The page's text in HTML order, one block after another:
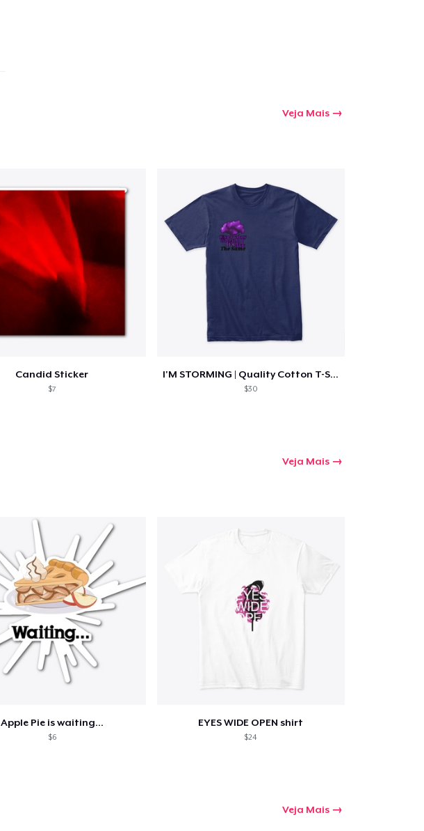
Veja Mais
Candid Sticker
$7
I'M STORMING | Quality Cotton T-Shirt
$30
Veja Mais
Apple Pie is waiting...
$6
EYES WIDE OPEN shirt
$24
Veja Mais
Ir para o carrinho
Continuar Comprando